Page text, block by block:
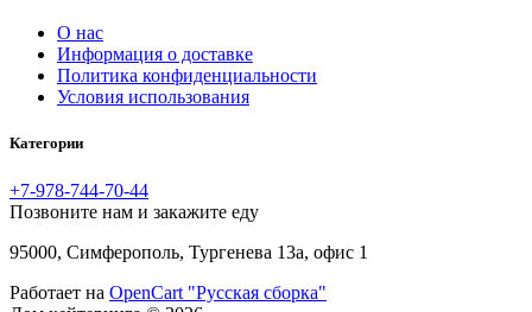
O нас
Информация о доставке
Политика конфиденциальности
Условия использования
Категории
+7-978-744-70-44
Позвоните нам и закажите еду
95000, Симферополь, Тургенева 13а, офис 1
Работает на OpenCart "Русская сборка"